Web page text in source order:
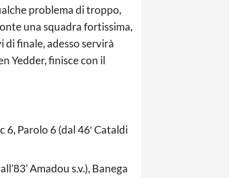
problema di troppo,
una squadra fortissima,
finale, adesso servirà
Yedder, finisce con il
6, Parolo 6 (dal 46′ Cataldi
Amadou s.v.), Banega